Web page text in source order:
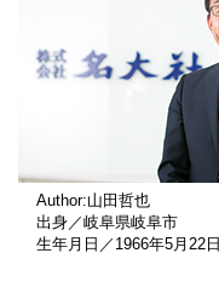
Author:山田哲也
出身／岐阜県岐阜市
生年月日／1966年5月22日